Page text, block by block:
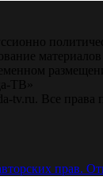
ТВ»
tv.ru. Все права
прав.